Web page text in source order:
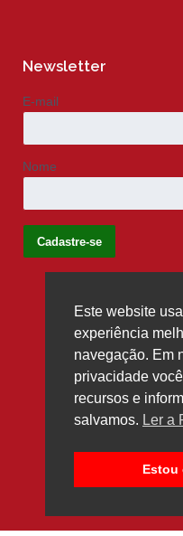
Newsletter
E-mail
Nome
Siga-nos
Este website
experiência
navegação. Em
privacidade
recursos e
salvamos. Ler a
Estou